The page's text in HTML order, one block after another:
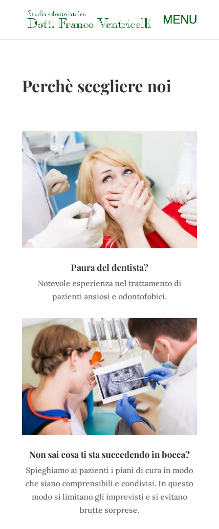
Perchè scegliere noi
Paura del dentista?
Notevole esperienza nel trattamento di
pazienti ansiosi e odontofobici.
Non sai cosa ti sta succedendo in bocca?
Spieghiamo ai pazienti i piani di cura in modo
che siano comprensibili e condivisi. In questo
modo si limitano gli imprevisti e si evitano
brutte sorprese.